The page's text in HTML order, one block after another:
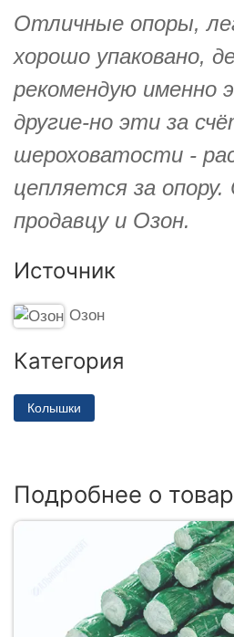
Отличные опоры,
хорошо упаковано,
рекомендую именно
другие-но эти за
шероховатости -
цепляется за опору.
продавцу и Озон.
Источник
Озон
Категория
Колышки
Подробнее о